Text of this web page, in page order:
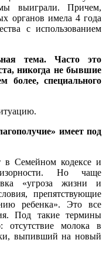
выиграли. Причем,
органов имела 4 года
с использованием
тема. Часто это
никогда не бывшие
специального
имеет под
в Семейном кодексе и
Но чаще
«угроза жизни и
препятствующие
ребенка». Это все
Под такие термины
отсутствие молока в
выпивший на новый